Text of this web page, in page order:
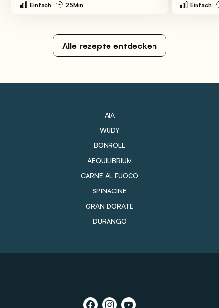
Einfach 25Min. Einfach
Alle rezepte entdecken
AIA
WUDY
BONROLL
AEQUILIBRIUM
CARNE AL FUOCO
SPINACINE
GRAN DORATE
DURANGO